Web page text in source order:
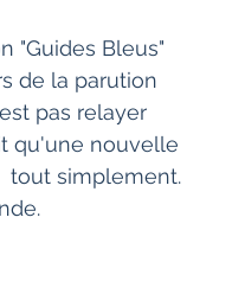
de la parution
pas relayer
qu'une nouvelle
tout simplement.